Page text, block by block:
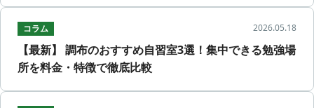
コラム 2026.05.18
【最新】 調布のおすすめ自習室3選！集中できる勉強場
所を料金・特徴で徹底比較